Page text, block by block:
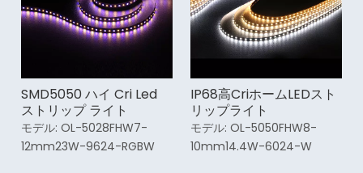
SMD5050 ハイ Cri Led
ストリップ ライト
モデル: OL-5028FHW7-
12mm23W-9624-RGBW
IP68高CriホームLEDスト
リップライト
モデル: OL-5050FHW8-
10mm14.4W-6024-W